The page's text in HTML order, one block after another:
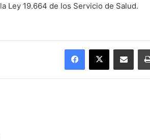
Ley 19.664 de los Servicio de Salud.
Facebook
X Enviar vía email